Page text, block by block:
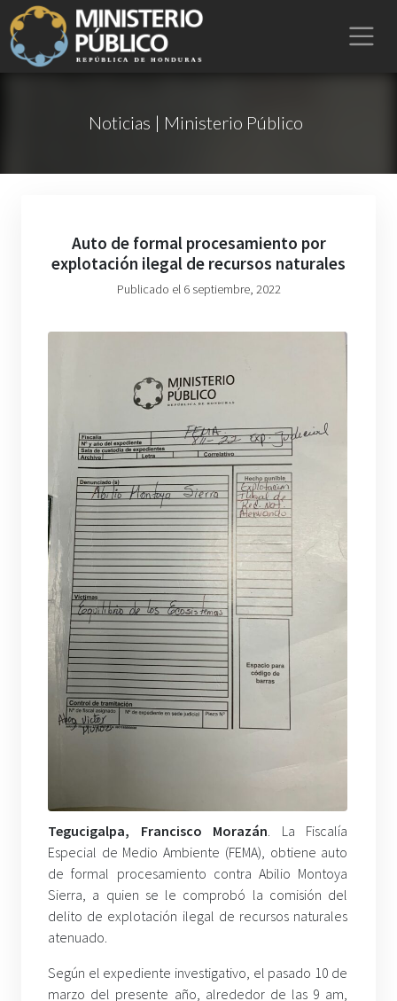
Noticias | Ministerio Público
Auto de formal procesamiento por
explotación ilegal de recursos naturales
Publicado el 6 septiembre, 2022
Tegucigalpa, Francisco Morazán . La Fiscalía
Especial de Medio Ambiente (FEMA), obtiene auto
de formal procesamiento contra Abilio Montoya
Sierra, a quien se le comprobó la comisión del
delito de explotación ilegal de recursos naturales
atenuado.
Según el expediente investigativo, el pasado 10 de
marzo del presente año, alrededor de las 9 am,